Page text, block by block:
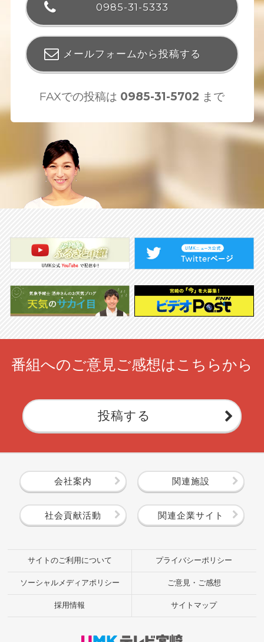
0985-31-5333
メールフォームから投稿する
FAXでの投稿は 0985-31-5702 まで
番組へのご意見ご感想はこちらから
投稿する
会社案内 関連施設
社会貢献活動 関連企業サイト
サイトのご利用について プライバシーポリシー
ソーシャルメディアポリシー ご意見・ご感想
採用情報 サイトマップ